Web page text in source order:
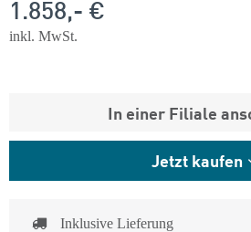
1.858,- €
inkl. MwSt.
In einer Filiale
Jetzt kaufen
Inklusive Lieferung